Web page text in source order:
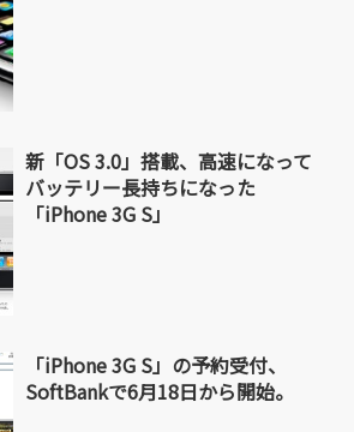
新「OS 3.0」搭載、高速になって
バッテリー長持ちになった
「iPhone 3G S」
「iPhone 3G S」の予約受付、
SoftBankで6月18日から開始。